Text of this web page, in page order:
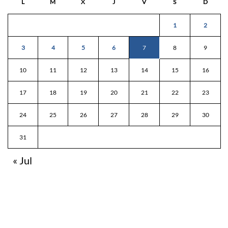
L M X J V S D
1 2
3 4 5 6 7 8 9
10 11 12 13 14 15 16
17 18 19 20 21 22 23
24 25 26 27 28 29 30
31
« Jul